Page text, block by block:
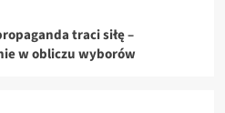
traci siłę –
w obliczu wyborów